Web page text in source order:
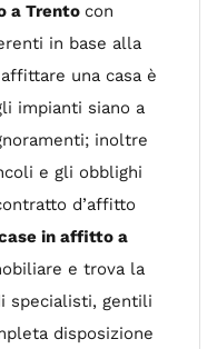
a Trento con
in base alla
una casa è
impianti siano a
inoltre
e gli obblighi
d’affitto
in affitto a
e trova la
specialisti, gentili
disposizione